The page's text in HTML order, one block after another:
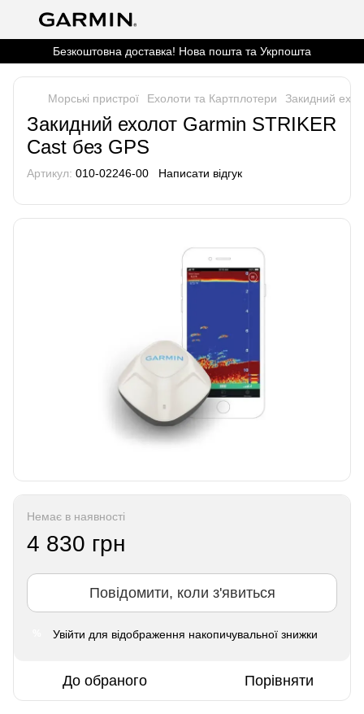
Безкоштовна доставка! Нова пошта та Укрпошта
Морські пристрої Ехолоти та Картплотери Закидний
Закидний ехолот Garmin STRIKER
Cast без GPS
Артикул: 010-02246-00 Написати відгук
Немає в наявності
4 830 грн
Повідомити, коли з'явиться
Увійти для відображення накопичувальної знижки
До обраного Порівняти